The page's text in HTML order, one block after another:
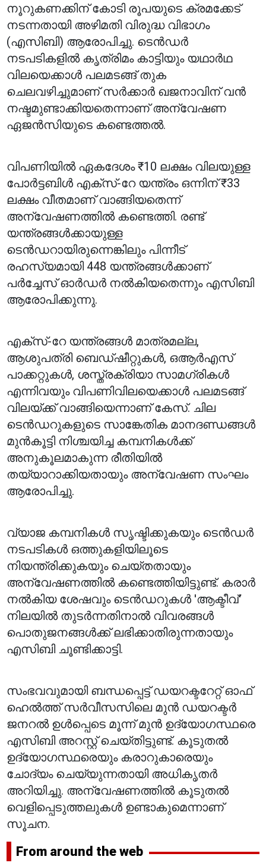
നൂറുകണക്കിന് കോടി രൂപയുടെ ക്രമക്കേട്
നടന്നതായി അഴിമതി വിരുദ്ധ വിഭാഗം
(എസിബി) ആരോപിച്ചു. ടെൻഡർ
നടപടികളിൽ കൃത്രിമം കാട്ടിയും യഥാർഥ
വിലയെക്കാൾ പലമടങ്ങ് തുക
ചെലവഴിച്ചുമാണ് സർക്കാർ ഖജനാവിന് വൻ
നഷ്ടമുണ്ടാക്കിയതെന്നാണ് അന്വേഷണ
ഏജൻസിയുടെ കണ്ടെത്തൽ.
വിപണിയിൽ ഏകദേശം ₹10 ലക്ഷം വിലയുള്ള
പോർട്ടബിൾ എക്‌സ്-റേ യന്ത്രം ഒന്നിന് ₹33
ലക്ഷം വീതമാണ് വാങ്ങിയതെന്ന്
അന്വേഷണത്തിൽ കണ്ടെത്തി. രണ്ട്
യന്ത്രങ്ങൾക്കായുള്ള
ടെൻഡറായിരുന്നെങ്കിലും പിന്നീട്
രഹസ്യമായി 448 യന്ത്രങ്ങൾക്കാണ്
പർച്ചേസ് ഓർഡർ നൽകിയതെന്നും എസിബി
ആരോപിക്കുന്നു.
എക്‌സ്-റേ യന്ത്രങ്ങൾ മാത്രമല്ല,
ആശുപത്രി ബെഡ്‌ഷീറ്റുകൾ, ഒആർഎസ്
പാക്കറ്റുകൾ, ശസ്ത്രക്രിയാ സാമഗ്രികൾ
എന്നിവയും വിപണിവിലയെക്കാൾ പലമടങ്ങ്
വിലയ്ക്ക് വാങ്ങിയെന്നാണ് കേസ്. ചില
ടെൻഡറുകളുടെ സാങ്കേതിക മാനദണ്ഡങ്ങൾ
മുൻകൂട്ടി നിശ്ചയിച്ച കമ്പനികൾക്ക്
അനുകൂലമാകുന്ന രീതിയിൽ
തയ്യാറാക്കിയതായും അന്വേഷണ സംഘം
ആരോപിച്ചു.
വ്യാജ കമ്പനികൾ സൃഷ്ടിക്കുകയും ടെൻഡർ
നടപടികൾ ഒത്തുകളിയിലൂടെ
നിയന്ത്രിക്കുകയും ചെയ്തതായും
അന്വേഷണത്തിൽ കണ്ടെത്തിയിട്ടുണ്ട്. കരാർ
നൽകിയ ശേഷവും ടെൻഡറുകൾ 'ആക്ടീവ്'
നിലയിൽ തുടർന്നതിനാൽ വിവരങ്ങൾ
പൊതുജനങ്ങൾക്ക് ലഭിക്കാതിരുന്നതായും
എസിബി ചൂണ്ടിക്കാട്ടി.
സംഭവവുമായി ബന്ധപ്പെട്ട് ഡയറക്ടറേറ്റ് ഓഫ്
ഹെൽത്ത് സർവീസസിലെ മുൻ ഡയറക്ടർ
ജനറൽ ഉൾപ്പെടെ മൂന്ന് മുൻ ഉദ്യോഗസ്ഥരെ
എസിബി അറസ്റ്റ് ചെയ്തിട്ടുണ്ട്. കൂടുതൽ
ഉദ്യോഗസ്ഥരെയും കരാറുകാരെയും
ചോദ്യം ചെയ്യുന്നതായി അധികൃതർ
അറിയിച്ചു. അന്വേഷണത്തിൽ കൂടുതൽ
വെളിപ്പെടുത്തലുകൾ ഉണ്ടാകുമെന്നാണ്
സൂചന.
From around the web